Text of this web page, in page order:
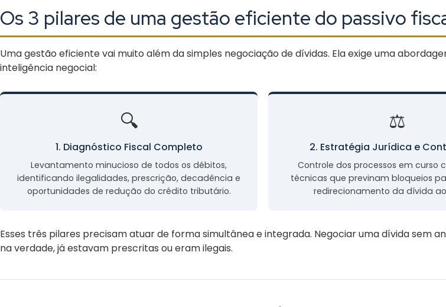
Os 3 pilares de uma gestão eficiente do passivo
Uma gestão eficiente vai muito além da simples negociação de dívidas. Ela exige uma
inteligência negocial:
🔍
1. Diagnóstico Fiscal Completo
Levantamento minucioso de todos os débitos,
identificando ilegalidades, prescrição, decadência e
oportunidades de redução do crédito tributário.
⚖️
2. Estratégia Jurídica e
Controle dos processos em curso
técnicas que previnam bloqueios
redirecionamento da dívida
Esses três pilares precisam atuar de forma simultânea e integrada. Negociar uma dívida sem
na verdade, já estavam prescritas ou eram ilegais.